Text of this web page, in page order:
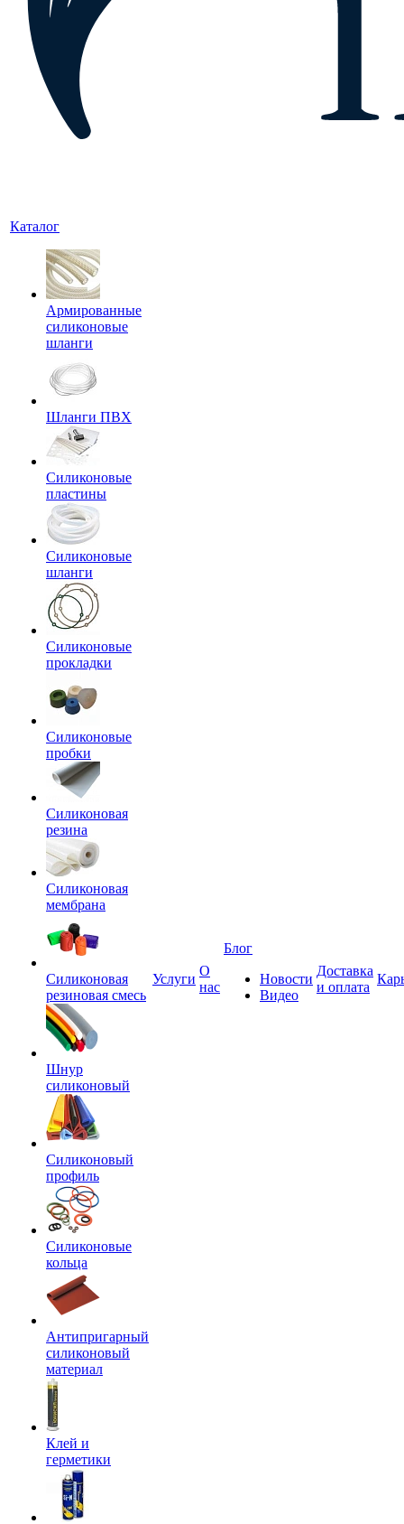
Каталог
Армированные
силиконовые
шланги
Шланги ПВХ
Силиконовые
пластины
Силиконовые
шланги
Силиконовые
прокладки
Силиконовые
пробки
Силиконовая
резина
Силиконовая
мембрана
Силиконовая
резиновая смесь
Шнур
силиконовый
Силиконовый
профиль
Силиконовые
кольца
Антипригарный
силиконовый
материал
Клей и
герметики
Услуги
О
нас
Блог
Новости
Видео
Доставка
и оплата